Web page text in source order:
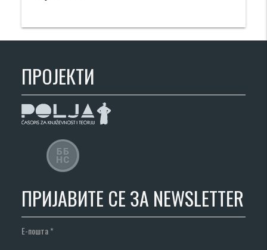
ПРОЈЕКТИ
ПРИЈАВИТЕ СЕ ЗА NEWSLETTER
Е-пошта*